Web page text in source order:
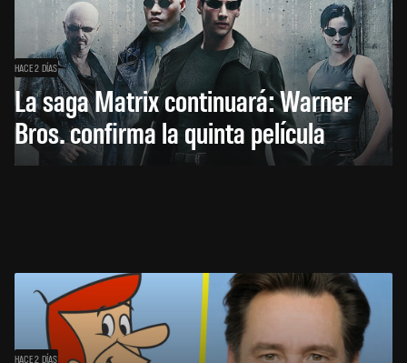
HACE 2 DÍAS
La saga Matrix continuará: Warner
Bros. confirma la quinta película
HACE 2 DÍAS